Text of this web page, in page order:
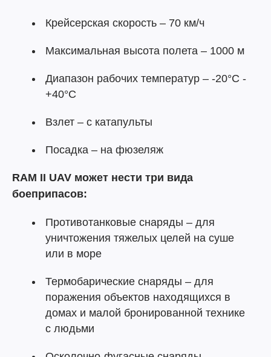
Крейсерская скорость – 70 км/ч
Максимальная высота полета – 1000 м
Диапазон рабочих температур – -20°С -
+40°С
Взлет – с катапульты
Посадка – на фюзеляж
RAM II UAV может нести три вида
боеприпасов:
Противотанковые снаряды – для
уничтожения тяжелых целей на суше
или в море
Термобарические снаряды – для
поражения объектов находящихся в
домах и малой бронированной технике
с людьми